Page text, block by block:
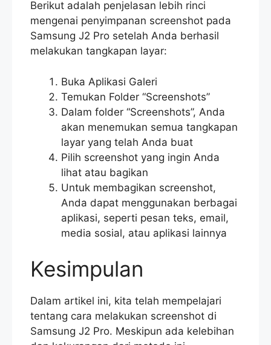
Berikut adalah penjelasan lebih rinci
mengenai penyimpanan screenshot pada
Samsung J2 Pro setelah Anda berhasil
melakukan tangkapan layar:
Buka Aplikasi Galeri
Temukan Folder “Screenshots”
Dalam folder “Screenshots”, Anda
akan menemukan semua tangkapan
layar yang telah Anda buat
Pilih screenshot yang ingin Anda
lihat atau bagikan
Untuk membagikan screenshot,
Anda dapat menggunakan berbagai
aplikasi, seperti pesan teks, email,
media sosial, atau aplikasi lainnya
Kesimpulan
Dalam artikel ini, kita telah mempelajari
tentang cara melakukan screenshot di
Samsung J2 Pro. Meskipun ada kelebihan